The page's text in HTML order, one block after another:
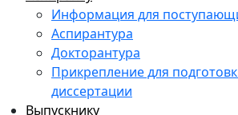
Информация для
Аспирантура
Докторантура
Прикрепление для
диссертации
Выпускнику